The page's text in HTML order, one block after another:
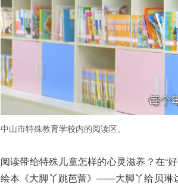
中山市特殊教育学校内的阅读区。
阅读带给特殊儿童怎样的心灵滋养？在“
绘本《大脚丫跳芭蕾》——大脚丫给贝琳